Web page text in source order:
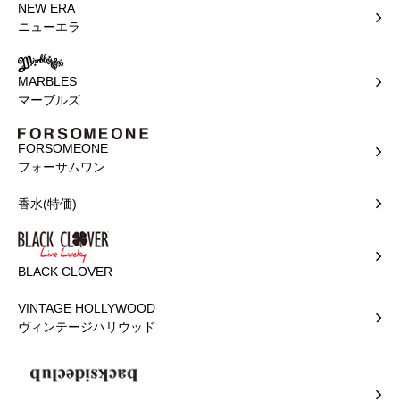
NEW ERA
ニューエラ
MARBLES
マーブルズ
FORSOMEONE
フォーサムワン
香水(特価)
BLACK CLOVER
VINTAGE HOLLYWOOD
ヴィンテージハリウッド